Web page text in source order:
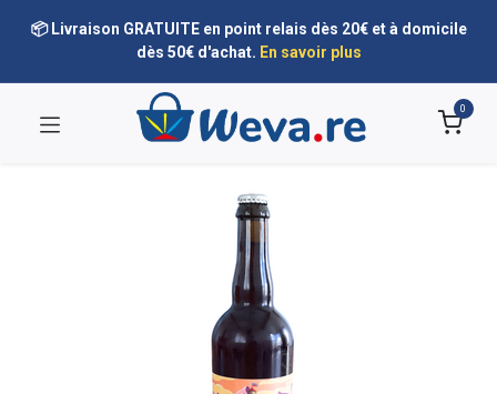
📦 Livraison GRATUITE en point relais dès 20€ et à domicile
dès 50€ d'achat. En savoir plus
0